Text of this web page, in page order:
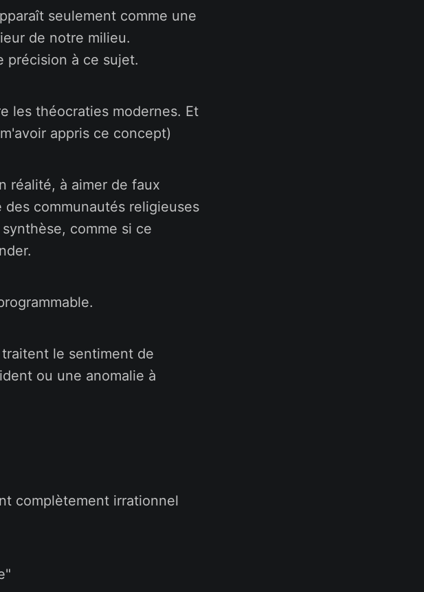
seulement comme une
de notre milieu.
précision à ce sujet.
les théocraties modernes. Et
appris ce concept)
réalité, à aimer de faux
communautés religieuses
comme si ce
le sentiment de
ou une anomalie à
complètement irrationnel